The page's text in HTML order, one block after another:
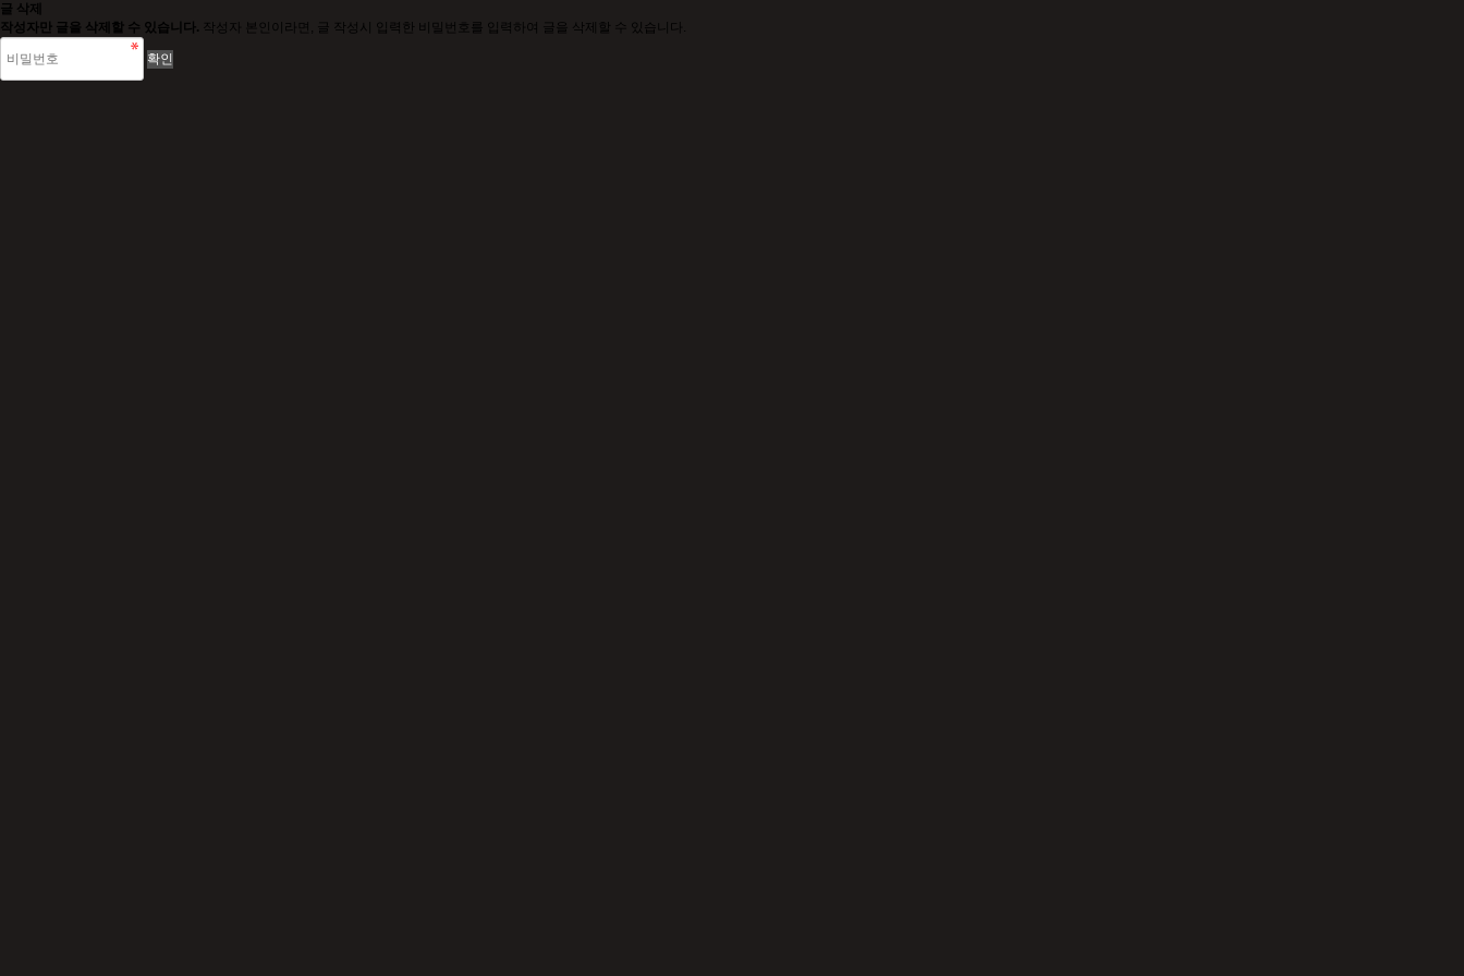
글 삭제
작성자만 글을 삭제할 수 있습니다. 작성자 본인이라면, 글 작성시 입력한 비밀번호를 입력하여 글을 삭제할 수 있습니다.